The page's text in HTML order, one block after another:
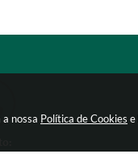
nossa Política de Cookies e